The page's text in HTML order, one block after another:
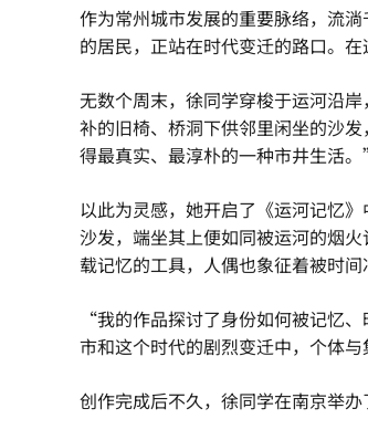
作为常州城市发展的重要脉络，流
的居民，正站在时代变迁的路口。
无数个周末，徐同学穿梭于运河沿
补的旧椅、桥洞下供邻里闲坐的沙
得最真实、最淳朴的一种市井生活。
以此为灵感，她开启了《运河记忆
沙发，端坐其上便如同被运河的烟
载记忆的工具，人偶也象征着被时
“我的作品探讨了身份如何被记忆
市和这个时代的剧烈变迁中，个体
创作完成后不久，徐同学在南京举